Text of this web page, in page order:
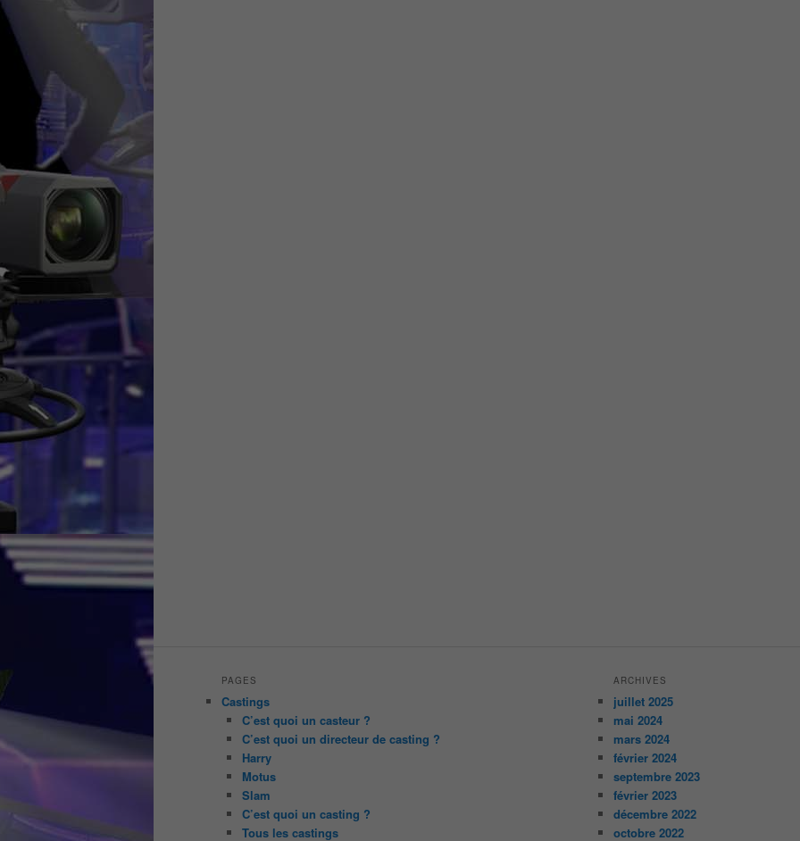
PAGES
Castings
C’est quoi un casteur ?
C’est quoi un directeur de casting ?
Harry
Motus
Slam
C’est quoi un casting ?
Tous les castings
ARCHIVES
juillet 2025
mai 2024
mars 2024
février 2024
septembre 2023
février 2023
décembre 2022
octobre 2022